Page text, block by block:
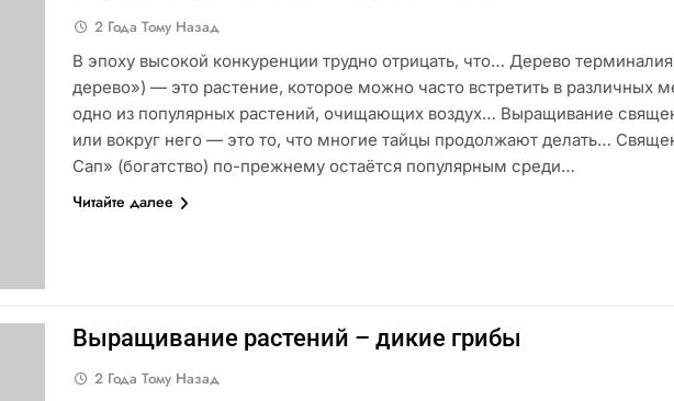
2 Года Тому Назад
В эпоху высокой конкуренции трудно отрицать, что… Дерево
дерево») — это растение, которое можно часто встретить в различных
одно из популярных растений, очищающих воздух… Выращивание
или вокруг него — это то, что многие тайцы продолжают делать…
Сап» (богатство) по-прежнему остаётся популярным среди…
Читайте далее
Выращивание растений – дикие грибы
2 Года Тому Назад